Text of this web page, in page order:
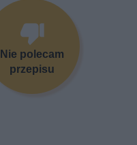
Nie polecam
przepisu